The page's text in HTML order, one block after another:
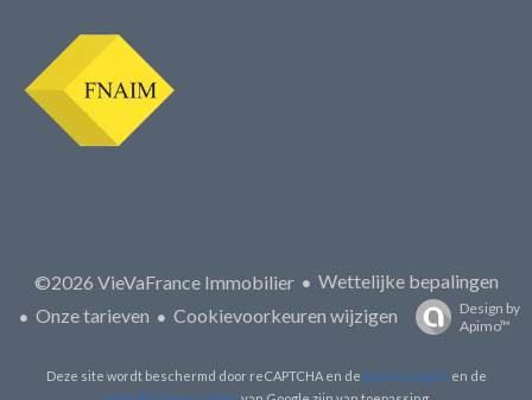
©2026 VieVaFrance Immobilier
Wettelijke bepalingen
Onze tarieven
Cookievoorkeuren wijzigen
Design by
Apimo™
Deze site wordt beschermd door reCAPTCHA en de privacyregels en de